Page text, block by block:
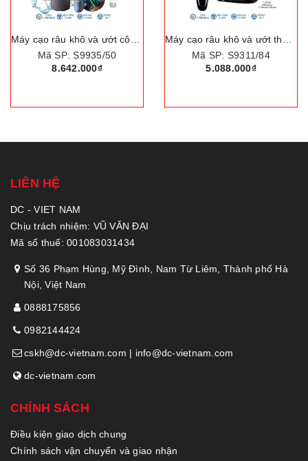
Máy cạo râu khô và ướt công nghệ SkinIQ hiện đại, Serial 9000. Thương hiệu Hà Lan cao cấp Philips - S9935/50
S9935/50
Máy cạo râu khô và ướt thương hiệu Hà Lan cao cấp Philips Norelco - S9311/84
Mã SP: S9311/84
LIÊN HỆ
DC - VIET NAM
Chịu trách nhiệm: VŨ VĂN ĐẠI
Mã số thuế: 001083031434
Số 36 Phạm Hùng, Mỹ Đình, Nam Từ Liêm, Thành phố Hà
Nội, Việt Nam
0888175856
0982144424
cskh@dc-vietnam.com | info@dc-vietnam.com
dc-vietnam.com
CHÍNH SÁCH
Điều kiện giao dịch chung
Chính sách vận chuyển và giao nhận